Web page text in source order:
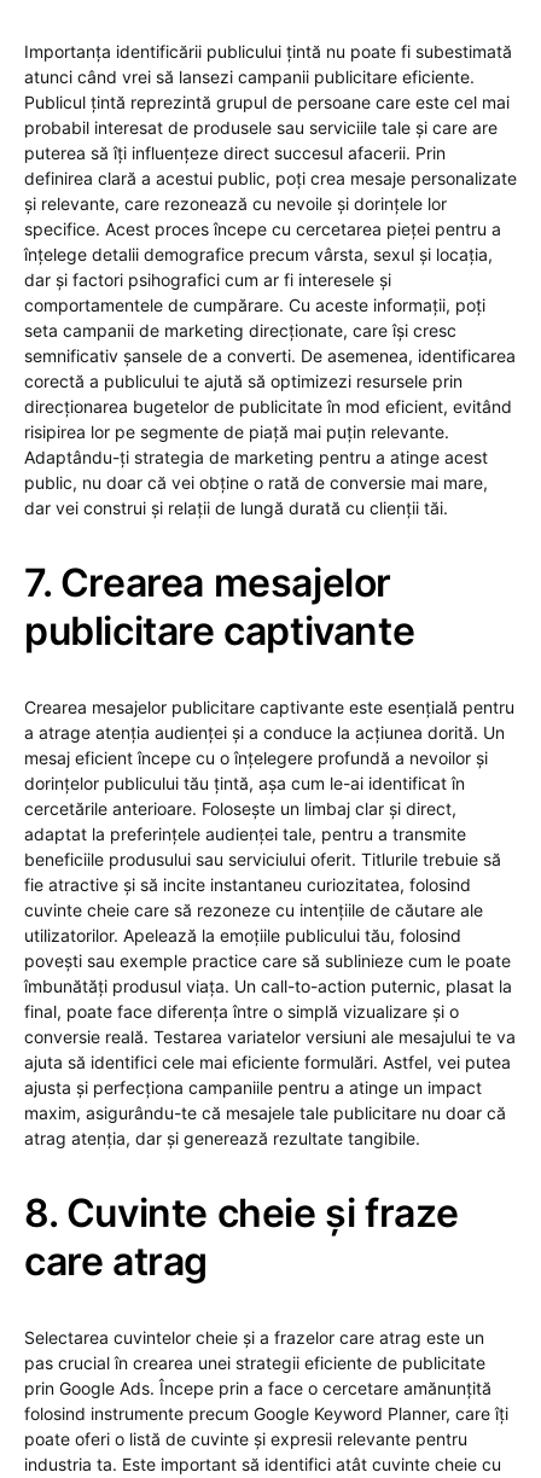
Importanța identificării publicului țintă nu poate fi subestimată
atunci când vrei să lansezi campanii publicitare eficiente.
Publicul țintă reprezintă grupul de persoane care este cel mai
probabil interesat de produsele sau serviciile tale și care are
puterea să îți influențeze direct succesul afacerii. Prin
definirea clară a acestui public, poți crea mesaje personalizate
și relevante, care rezonează cu nevoile și dorințele lor
specifice. Acest proces începe cu cercetarea pieței pentru a
înțelege detalii demografice precum vârsta, sexul și locația,
dar și factori psihografici cum ar fi interesele și
comportamentele de cumpărare. Cu aceste informații, poți
seta campanii de marketing direcționate, care își cresc
semnificativ șansele de a converti. De asemenea, identificarea
corectă a publicului te ajută să optimizezi resursele prin
direcționarea bugetelor de publicitate în mod eficient, evitând
risipirea lor pe segmente de piață mai puțin relevante.
Adaptându-ți strategia de marketing pentru a atinge acest
public, nu doar că vei obține o rată de conversie mai mare,
dar vei construi și relații de lungă durată cu clienții tăi.
7. Crearea mesajelor
publicitare captivante
Crearea mesajelor publicitare captivante este esențială pentru
a atrage atenția audienței și a conduce la acțiunea dorită. Un
mesaj eficient începe cu o înțelegere profundă a nevoilor și
dorințelor publicului tău țintă, așa cum le-ai identificat în
cercetările anterioare. Folosește un limbaj clar și direct,
adaptat la preferințele audienței tale, pentru a transmite
beneficiile produsului sau serviciului oferit. Titlurile trebuie să
fie atractive și să incite instantaneu curiozitatea, folosind
cuvinte cheie care să rezoneze cu intențiile de căutare ale
utilizatorilor. Apelează la emoțiile publicului tău, folosind
povești sau exemple practice care să sublinieze cum le poate
îmbunătăți produsul viața. Un call-to-action puternic, plasat la
final, poate face diferența între o simplă vizualizare și o
conversie reală. Testarea variatelor versiuni ale mesajului te va
ajuta să identifici cele mai eficiente formulări. Astfel, vei putea
ajusta și perfecționa campaniile pentru a atinge un impact
maxim, asigurându-te că mesajele tale publicitare nu doar că
atrag atenția, dar și generează rezultate tangibile.
8. Cuvinte cheie și fraze
care atrag
Selectarea cuvintelor cheie și a frazelor care atrag este un
pas crucial în crearea unei strategii eficiente de publicitate
prin Google Ads. Începe prin a face o cercetare amănunțită
folosind instrumente precum Google Keyword Planner, care îți
poate oferi o listă de cuvinte și expresii relevante pentru
industria ta. Este important să identifici atât cuvinte cheie cu